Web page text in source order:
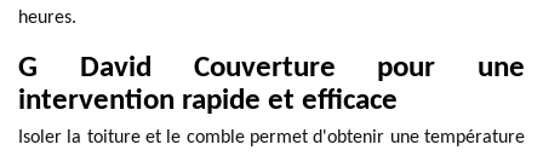
heures.
G David Couverture pour une
intervention rapide et efficace
Isoler la toiture et le comble permet d'obtenir une température